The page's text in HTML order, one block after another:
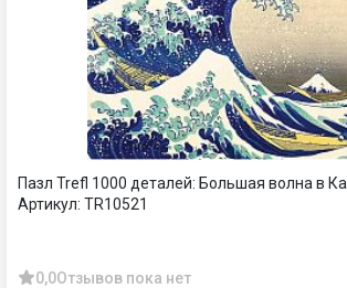
Пазл Trefl 1000 деталей: Большая волна в
Артикул: TR10521
0,0Отзывов пока нет